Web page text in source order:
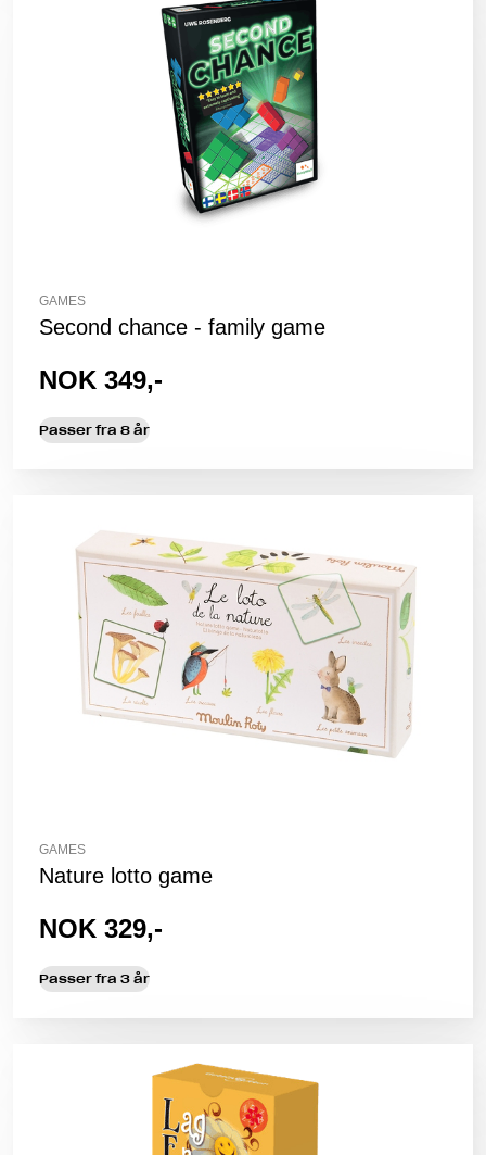
GAMES
Second chance - family game
NOK 349,-
Passer fra 8 år
GAMES
Nature lotto game
NOK 329,-
Passer fra 3 år